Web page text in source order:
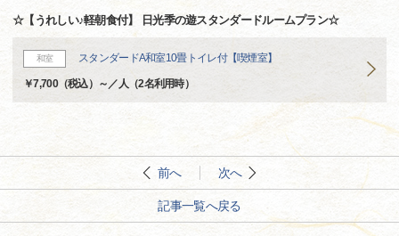
☆【うれしい♪軽朝食付】 日光季の遊スタンダードルームプラン☆
和室 スタンダードA和室10畳トイレ付【喫煙室】
￥7,700（税込）～／人（2名利用時）
前へ 次へ
記事一覧へ戻る